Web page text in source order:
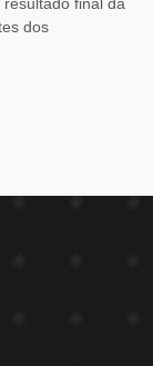
dos